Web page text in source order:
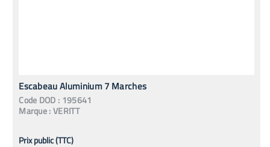
Escabeau Aluminium 7 Marches
Code DOD : 195641
Marque :VERITT
Prix public (TTC)